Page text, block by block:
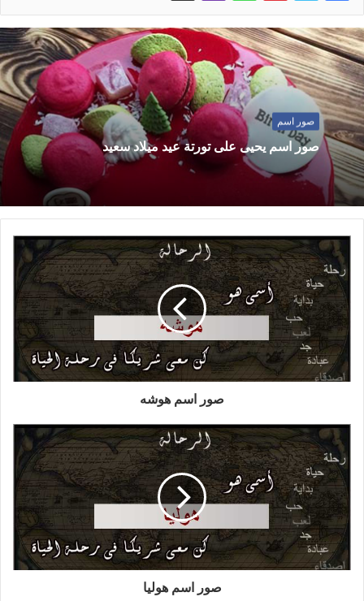
صور اسم
صور اسم يحيى على تورتة عيد ميلاد سعيد
صور اسم هوشه
صور اسم هوليا